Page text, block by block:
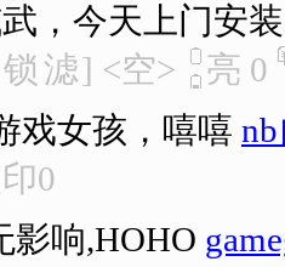
，今天上门安
锁 滤] <空> 亮 0
戏女孩，嘻嘻
0
影响,HOHO